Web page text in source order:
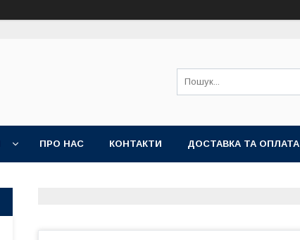
ПРО НАС КОНТАКТИ ДОСТАВКА ТА ОПЛАТА